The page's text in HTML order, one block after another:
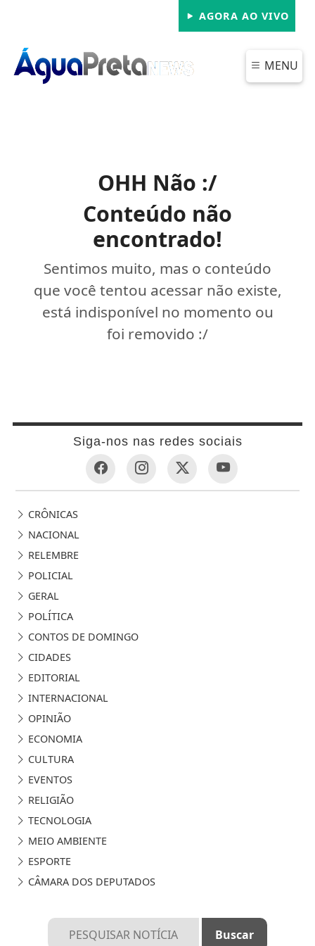
AGORA AO VIVO
MENU
OHH Não :/
Conteúdo não
encontrado!
Sentimos muito, mas o conteúdo
que você tentou acessar não existe,
está indisponível no momento ou
foi removido :/
Siga-nos nas redes sociais
CRÔNICAS
NACIONAL
RELEMBRE
POLICIAL
GERAL
POLÍTICA
CONTOS DE DOMINGO
CIDADES
EDITORIAL
INTERNACIONAL
OPINIÃO
ECONOMIA
CULTURA
EVENTOS
RELIGIÃO
TECNOLOGIA
MEIO AMBIENTE
ESPORTE
CÂMARA DOS DEPUTADOS